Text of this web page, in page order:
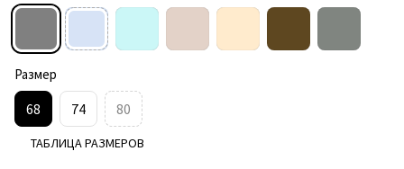
Размер
68 74 80
ТАБЛИЦА РАЗМЕРОВ